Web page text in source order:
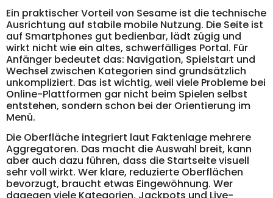
Ein praktischer Vorteil von Sesame ist die technische
Ausrichtung auf stabile mobile Nutzung. Die Seite ist
auf Smartphones gut bedienbar, lädt zügig und
wirkt nicht wie ein altes, schwerfälliges Portal. Für
Anfänger bedeutet das: Navigation, Spielstart und
Wechsel zwischen Kategorien sind grundsätzlich
unkompliziert. Das ist wichtig, weil viele Probleme bei
Online-Plattformen gar nicht beim Spielen selbst
entstehen, sondern schon bei der Orientierung im
Menü.
Die Oberfläche integriert laut Faktenlage mehrere
Aggregatoren. Das macht die Auswahl breit, kann
aber auch dazu führen, dass die Startseite visuell
sehr voll wirkt. Wer klare, reduzierte Oberflächen
bevorzugt, braucht etwas Eingewöhnung. Wer